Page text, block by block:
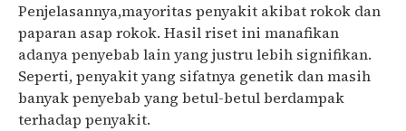
Penjelasannya,mayoritas penyakit akibat rokok dan
paparan asap rokok. Hasil riset ini manafikan
adanya penyebab lain yang justru lebih signifikan.
Seperti, penyakit yang sifatnya genetik dan masih
banyak penyebab yang betul-betul berdampak
terhadap penyakit.